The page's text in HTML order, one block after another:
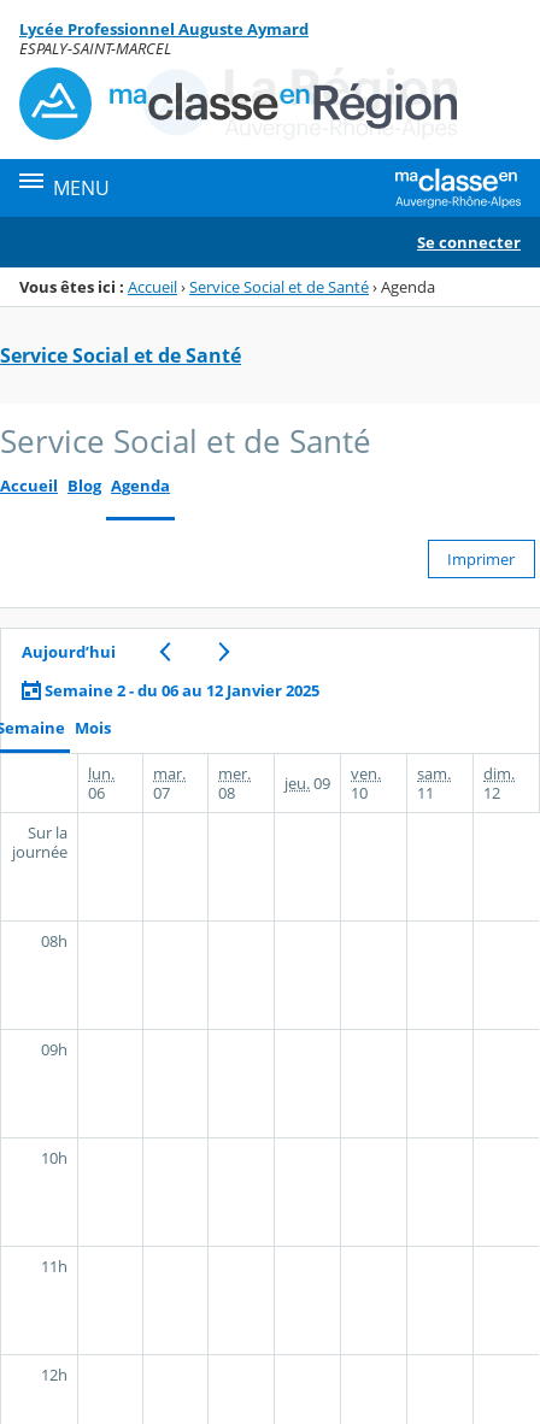
Menu de la rubrique
Contenu
Lycée Professionnel Auguste Aymard
ESPALY-SAINT-MARCEL
MENU
Se connecter
Vous êtes ici : Accueil›Service Social et de Santé›Agenda
Service Social et de Santé
Service Social et de Santé
Accueil Blog Agenda
Imprimer
Aujourd’hui
Semaine 2 - du 06 au 12 Janvier 2025
Mois
lun.
06
mar.
07
mer.
08
jeu.09
ven.
10
sam.
11
dim.
12
Sur la
journée
08h
09h
10h
11h
12h